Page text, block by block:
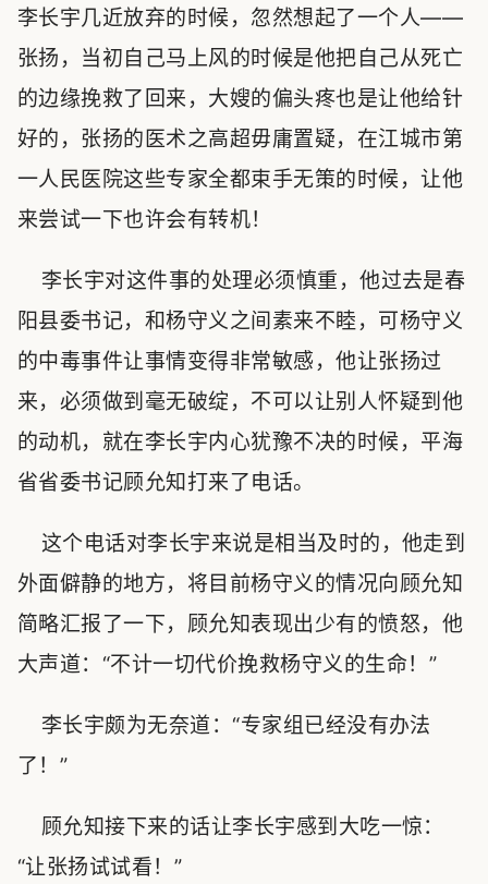
李长宇几近放弃的时候，忽然想起了一个人——
张扬，当初自己马上风的时候是他把自己从死亡
的边缘挽救了回来，大嫂的偏头疼也是让他给针
好的，张扬的医术之高超毋庸置疑，在江城市第
一人民医院这些专家全都束手无策的时候，让他
来尝试一下也许会有转机！
李长宇对这件事的处理必须慎重，他过去是春
阳县委书记，和杨守义之间素来不睦，可杨守义
的中毒事件让事情变得非常敏感，他让张扬过
来，必须做到毫无破绽，不可以让别人怀疑到他
的动机，就在李长宇内心犹豫不决的时候，平海
省省委书记顾允知打来了电话。
这个电话对李长宇来说是相当及时的，他走到
外面僻静的地方，将目前杨守义的情况向顾允知
简略汇报了一下，顾允知表现出少有的愤怒，他
大声道：“不计一切代价挽救杨守义的生命！”
李长宇颇为无奈道：“专家组已经没有办法
了！”
顾允知接下来的话让李长宇感到大吃一惊：
“让张扬试试看！”